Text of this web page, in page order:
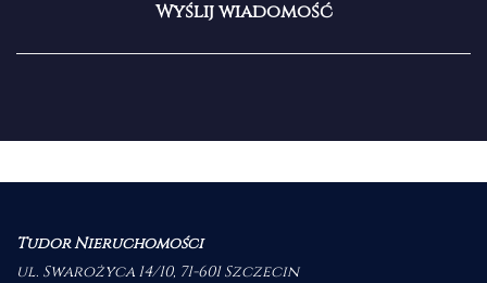
Tudor Nieruchomości
ul. Swarożyca 14/10, 71-601 Szczecin